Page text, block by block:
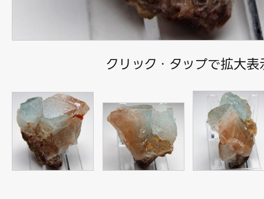
クリック・タップで拡大表